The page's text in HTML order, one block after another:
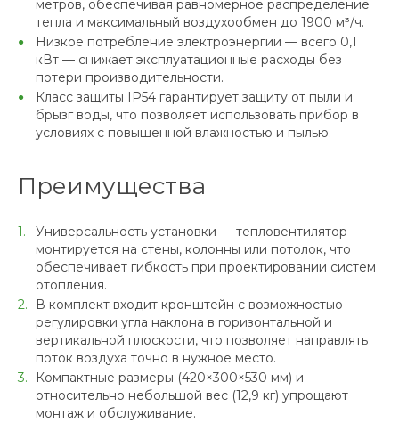
метров, обеспечивая равномерное распределение
тепла и максимальный воздухообмен до 1900 м³/ч.
Низкое потребление электроэнергии — всего 0,1
кВт — снижает эксплуатационные расходы без
потери производительности.
Класс защиты IP54 гарантирует защиту от пыли и
брызг воды, что позволяет использовать прибор в
условиях с повышенной влажностью и пылью.
Преимущества
Универсальность установки — тепловентилятор
монтируется на стены, колонны или потолок, что
обеспечивает гибкость при проектировании систем
отопления.
В комплект входит кронштейн с возможностью
регулировки угла наклона в горизонтальной и
вертикальной плоскости, что позволяет направлять
поток воздуха точно в нужное место.
Компактные размеры (420×300×530 мм) и
относительно небольшой вес (12,9 кг) упрощают
монтаж и обслуживание.